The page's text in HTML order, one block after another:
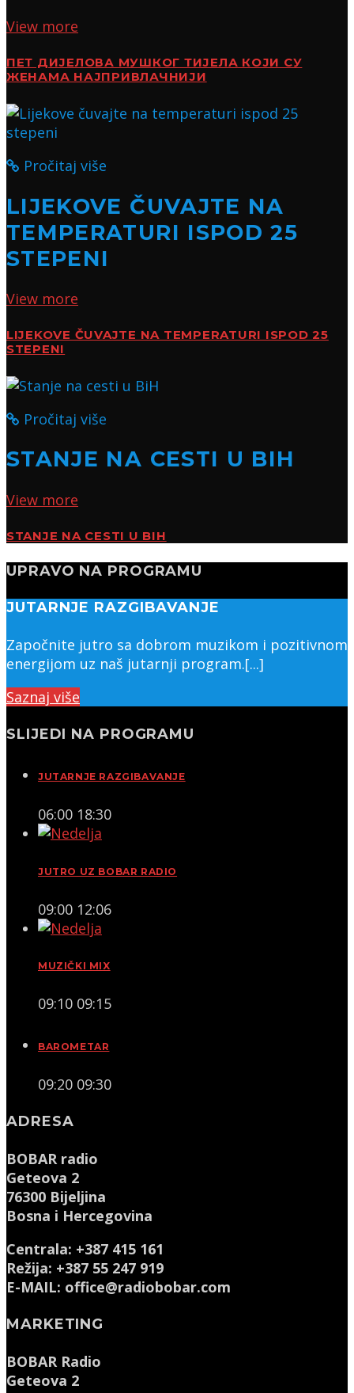
View more
ПЕТ ДИЈЕЛОВА МУШКОГ ТИЈЕЛА КОЈИ СУ
ЖЕНАМА НАЈПРИВЛАЧНИЈИ
Pročitaj više
LIJEKOVE ČUVAJTE NA
TEMPERATURI ISPOD 25
STEPENI
View more
LIJEKOVE ČUVAJTE NA TEMPERATURI ISPOD 25
STEPENI
Pročitaj više
STANJE NA CESTI U BIH
View more
STANJE NA CESTI U BIH
UPRAVO NA PROGRAMU
JUTARNJE RAZGIBAVANJE
Započnite jutro sa dobrom muzikom i pozitivnom
energijom uz naš jutarnji program.[...]
Saznaj više
SLIJEDI NA PROGRAMU
JUTARNJE RAZGIBAVANJE
06:00 18:30
JUTRO UZ BOBAR RADIO
09:00 12:06
MUZIČKI MIX
09:10 09:15
BAROMETAR
09:20 09:30
ADRESA
BOBAR radio
Geteova 2
76300 Bijeljina
Bosna i Hercegovina
Centrala: +387 415 161
Režija: +387 55 247 919
E-MAIL: office@radiobobar.com
MARKETING
BOBAR Radio
Geteova 2